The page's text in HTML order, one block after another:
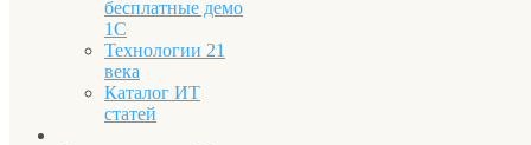
бесплатные демо
1С
Технологии 21
века
Каталог ИТ
статей